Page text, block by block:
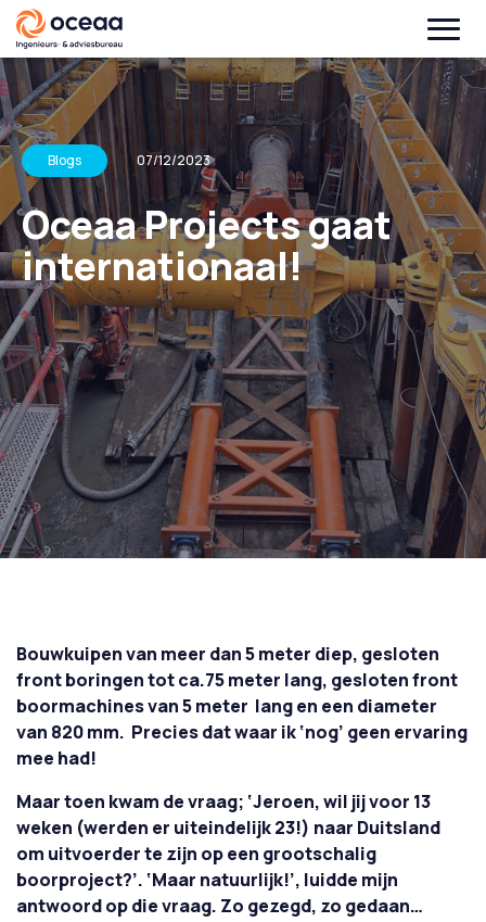
Blogs 07/12/2023
Oceaa Projects gaat
internationaal!
Bouwkuipen van meer dan 5 meter diep, gesloten
front boringen tot ca.75 meter lang, gesloten front
boormachines van 5 meter lang en een diameter
van 820 mm. Precies dat waar ik ‘nog’ geen ervaring
mee had!
Maar toen kwam de vraag; ‘Jeroen, wil jij voor 13
weken (werden er uiteindelijk 23!) naar Duitsland
om uitvoerder te zijn op een grootschalig
boorproject?’. ‘Maar natuurlijk!’, luidde mijn
antwoord op die vraag. Zo gezegd, zo gedaan…